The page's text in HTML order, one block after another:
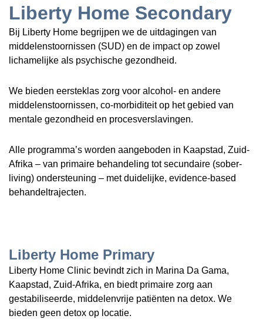
Liberty Home Secondary
Bij Liberty Home begrijpen we de uitdagingen van
middelenstoornissen (SUD) en de impact op zowel
lichamelijke als psychische gezondheid.
We bieden eersteklas zorg voor alcohol- en andere
middelenstoornissen, co-morbiditeit op het gebied van
mentale gezondheid en procesverslavingen.
Alle programma’s worden aangeboden in Kaapstad, Zuid-
Afrika – van primaire behandeling tot secundaire (sober-
living) ondersteuning – met duidelijke, evidence-based
behandeltrajecten.
Liberty Home Primary
Liberty Home Clinic bevindt zich in Marina Da Gama,
Kaapstad, Zuid-Afrika, en biedt primaire zorg aan
gestabiliseerde, middelenvrije patiënten na detox. We
bieden geen detox op locatie.